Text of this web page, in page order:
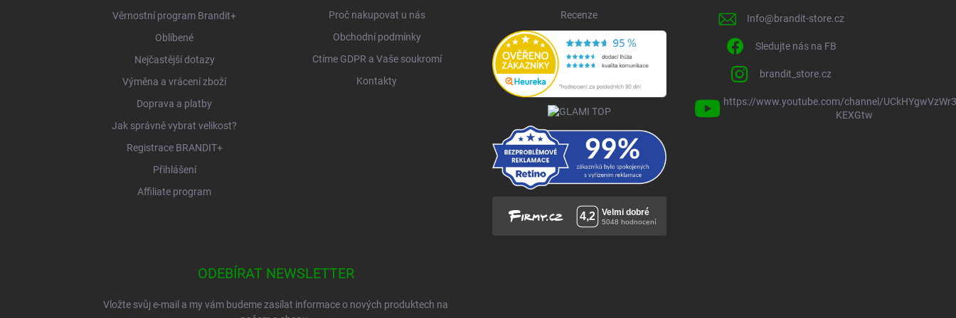
Věrnostní program Brandit+
Oblíbené
Nejčastější dotazy
Výměna a vrácení zboží
Doprava a platby
Jak správně vybrat velikost?
Registrace BRANDIT+
Přihlášení
Affiliate program
Proč nakupovat u nás
Obchodní podmínky
Ctíme GDPR a Vaše soukromí
Kontakty
Recenze Info@brandit-store.cz
Sledujte nás na FB
brandit_store.cz
https://www.youtube.com/channel/
KEXGtw
ODEBÍRAT NEWSLETTER
Vložte svůj e-mail a my vám budeme zasílat informace o nových produktech na